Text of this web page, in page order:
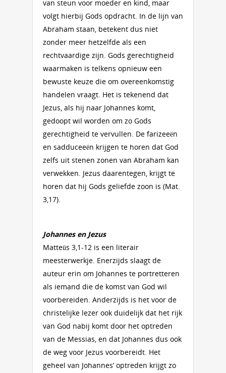
van steun voor moeder en kind, maar
volgt hierbij Gods opdracht. In de lijn van
Abraham staan, betekent dus niet
zonder meer hetzelfde als een
rechtvaardige zijn. Gods gerechtigheid
waarmaken is telkens opnieuw een
bewuste keuze die om overeenkomstig
handelen vraagt. Het is tekenend dat
Jezus, als hij naar Johannes komt,
gedoopt wil worden om zo Gods
gerechtigheid te vervullen. De farizeeën
en sadduceeën krijgen te horen dat God
zelfs uit stenen zonen van Abraham kan
verwekken. Jezus daarentegen, krijgt te
horen dat hij Gods geliefde zoon is (Mat.
3,17).
Johannes en Jezus
Matteüs 3,1-12 is een literair
meesterwerkje. Enerzijds slaagt de
auteur erin om Johannes te portretteren
als iemand die de komst van God wil
voorbereiden. Anderzijds is het voor de
christelijke lezer ook duidelijk dat het rijk
van God nabij komt door het optreden
van de Messias, en dat Johannes dus ook
de weg voor Jezus voorbereidt. Het
geheel van Johannes’ optreden krijgt zo